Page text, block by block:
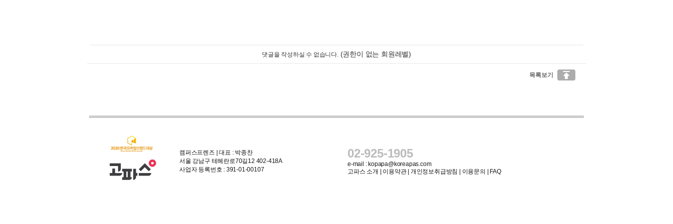
댓글을 작성하실 수 없습니다. (권한이 없는 회원레벨)
목록보기 
캠퍼스프렌즈 | 대표 : 박종찬
서울 강남구 테헤란로70길12 402-418A
사업자 등록번호 : 391-01-00107
02-925-1905
e-mail : kopapa@koreapas.com
고파스 소개
이용약관| 개인정보취급방침 이용문의 FAQ